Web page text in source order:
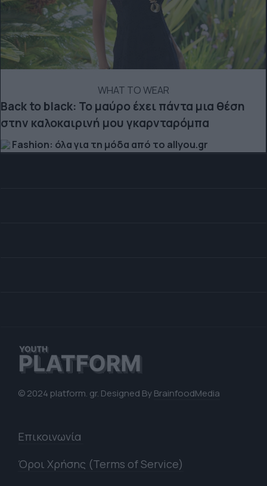
WHAT TO WEAR
Back to black: Το μαύρο έχει πάντα μια θέση
στην καλοκαιρινή μου γκαρνταρόμπα
Fashion: όλα για τη μόδα από το allyou.gr
© 2024 platform. gr. Designed ByBrainfoodMedia
Επικοινωνία
Όροι Χρήσης (Terms of Service)